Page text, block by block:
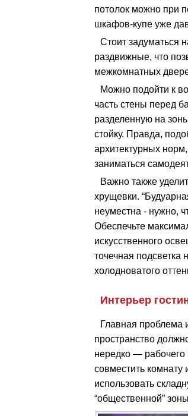
потолок можно при
шкафов-купе уже
Стоит задуматься
раздвижные, что
межкомнатных
Можно подойти к
часть стены перед
разделенную на
стойку. Правда,
архитектурных
заниматься
Важно также
хрущевки.
неуместна - нужно,
Обеспечьте
искусственного
точечная
холодноватого
Интерьер
Главная проблема
пространство
нередко — рабочего
совместить комнату
использовать
“общественной”